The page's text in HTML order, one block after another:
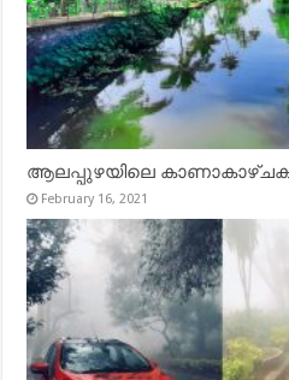
ആലപ്പുഴയിലെ
February 16, 2021